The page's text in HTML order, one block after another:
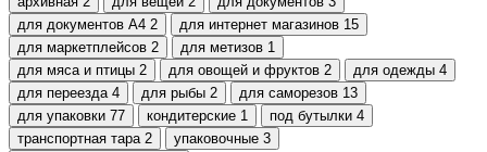
для документов А4 2 для интернет магазинов 15
для маркетплейсов 2 для метизов 1
для мяса и птицы 2 для овощей и фруктов 2 для одежды 4
для переезда 4 для рыбы 2 для саморезов 13
для упаковки 77 кондитерские 1 под бутылки 4
транспортная тара 2 упаковочные 3